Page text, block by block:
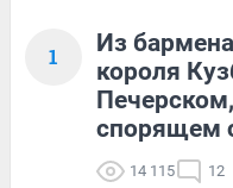
1
Из
короля
спорящем
14 115 12